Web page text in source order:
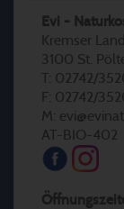
Evi -
Kremser
3100 St.
T: 02742/
F: 02742/
M:
AT-BIO-402